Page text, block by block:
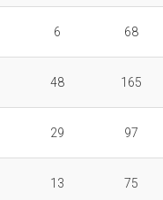
6 68
48 165
29 97
13 75